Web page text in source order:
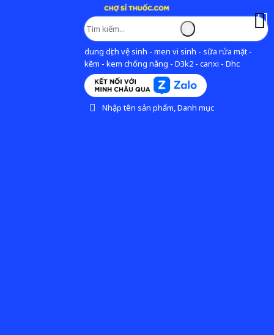
dung dịch vệ sinh - men vi sinh - sữa rửa mặt -
kẽm - kem chống nắng - D3k2 - canxi - Dhc
Nhập tên sản phẩm, Danh mục